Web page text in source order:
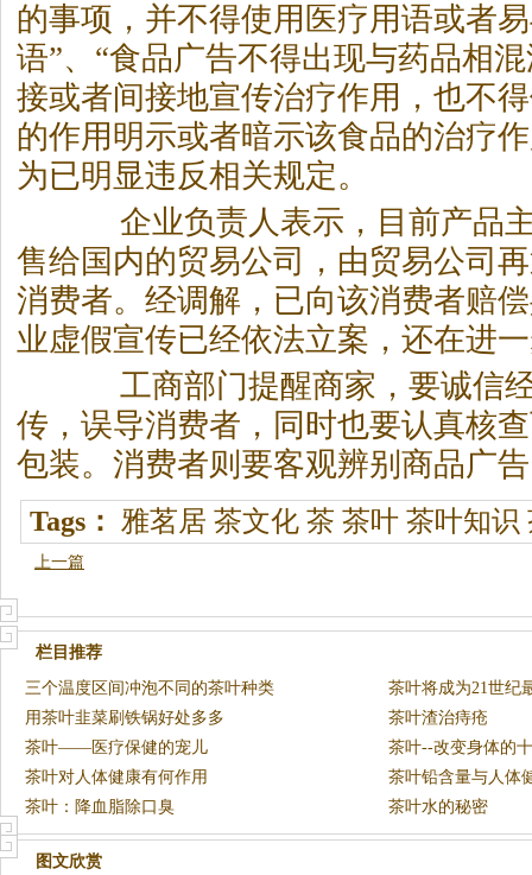
的事项，并不得使用医疗用语或者
语”、“食品广告不得出现与药品相
接或者间接地宣传治疗作用，也不
的作用明示或者暗示该食品的治疗
为已明显违反相关规定。
企业负责人表示，目前产品主
售给国内的贸易公司，由贸易公司
消费者。经调解，已向该消费者赔
业虚假宣传已经依法立案，还在进
工商部门提醒商家，要诚信
传，误导消费者，同时也要认真核
包装。消费者则要客观辨别商品广
Tags： 雅茗居 茶文化 茶 茶叶 茶叶知识
上一篇
栏目推荐
三个温度区间冲泡不同的茶叶种类
茶叶将成为21世纪
用茶叶韭菜刷铁锅好处多多
茶叶渣治痔疮
茶叶——医疗保健的宠儿
茶叶--改变身体的
茶叶对人体健康有何作用
茶叶铅含量与人体
茶叶：降血脂除口臭
茶叶水的秘密
图文欣赏